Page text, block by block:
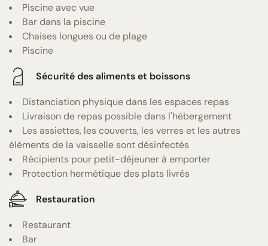
Piscine avec vue
Bar dans la piscine
Chaises longues ou de plage
Piscine
Sécurité des aliments et boissons
Distanciation physique dans les espaces repas
Livraison de repas possible dans l'hébergement
Les assiettes, les couverts, les verres et les autres
éléments de la vaisselle sont désinfectés
Récipients pour petit-déjeuner à emporter
Protection hermétique des plats livrés
Restauration
Restaurant
Bar